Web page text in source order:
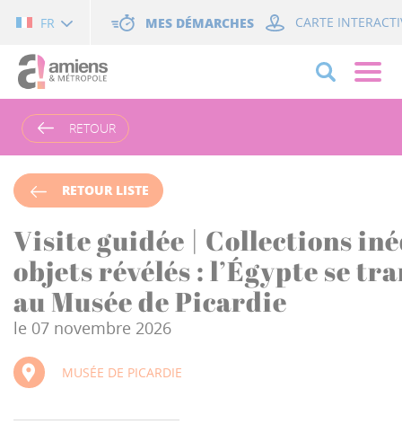
FR MES DÉMARCHES CARTE
RETOUR
RETOUR LISTE
Visite guidée | Collections
objets révélés : l’Égypte se
au Musée de Picardie
le 07 novembre 2026
MUSÉE DE PICARDIE